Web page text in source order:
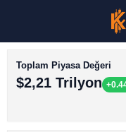
Toplam Piyasa Değeri
$2,21 Trilyon